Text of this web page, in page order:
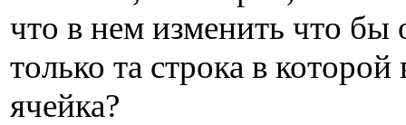
что в нем изменить что бы
только та строка в
ячейка?